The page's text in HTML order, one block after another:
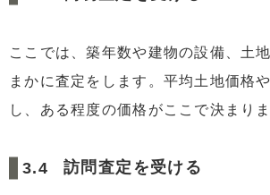
ここでは、築年数や建物の設備、土
まかに査定をします。平均土地価格
し、ある程度の価格がここで決まりま
訪問査定を受ける